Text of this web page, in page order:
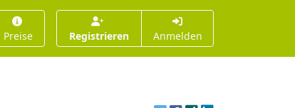
Preise Registrieren Anmelden